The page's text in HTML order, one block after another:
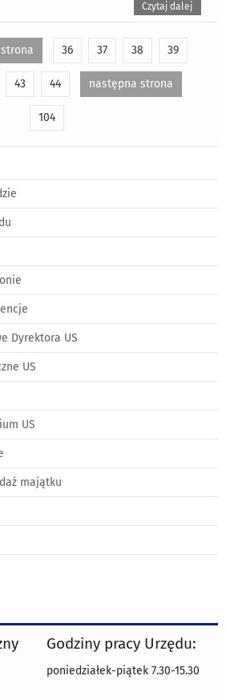
Czytaj dalej
36 37 38 39
43 44 następna strona
104
Dyrektora US
US
US
majątku
Godziny pracy Urzędu:
poniedziałek-piątek 7.30-15.30